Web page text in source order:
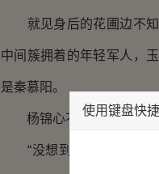
就见身后的花圃边不知
中间簇拥着的年轻军人，
是秦慕阳。
杨锦心不可察地皱了眉
“没想到，锦心小姐还
使用键盘快